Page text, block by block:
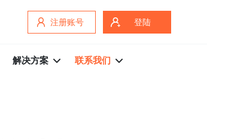
注册账号 登陆
解决方案 联系我们